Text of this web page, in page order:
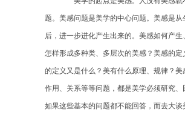
题。美感问题是美学的中心问题。美感是从
后，进一步进化产生出来的。美感如何产
怎样形成多种类、多层次的美感？美感的定
的定义又是什么？美有什么原理、规律？美
作用、关系等等问题，都是美学必须研究、
如果这些基本的问题都不能回答，而去大谈